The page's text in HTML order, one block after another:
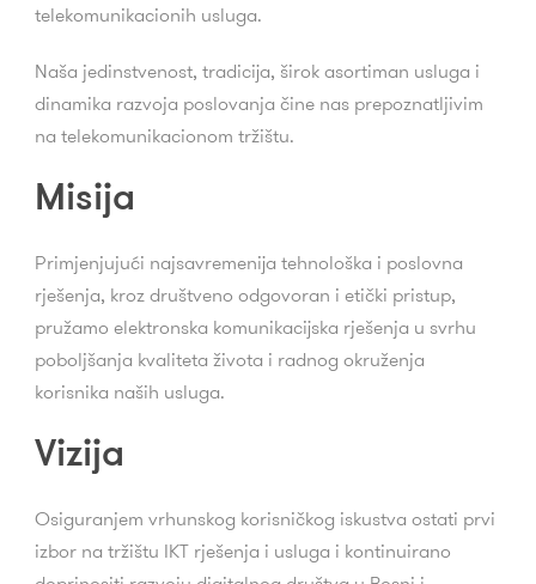
telekomunikacionih usluga.
Naša jedinstvenost, tradicija, širok asortiman usluga i
dinamika razvoja poslovanja čine nas prepoznatljivim
na telekomunikacionom tržištu.
Misija
Primjenjujući najsavremenija tehnološka i poslovna
rješenja, kroz društveno odgovoran i etički pristup,
pružamo elektronska komunikacijska rješenja u svrhu
poboljšanja kvaliteta života i radnog okruženja
korisnika naših usluga.
Vizija
Osiguranjem vrhunskog korisničkog iskustva ostati prvi
izbor na tržištu IKT rješenja i usluga i kontinuirano